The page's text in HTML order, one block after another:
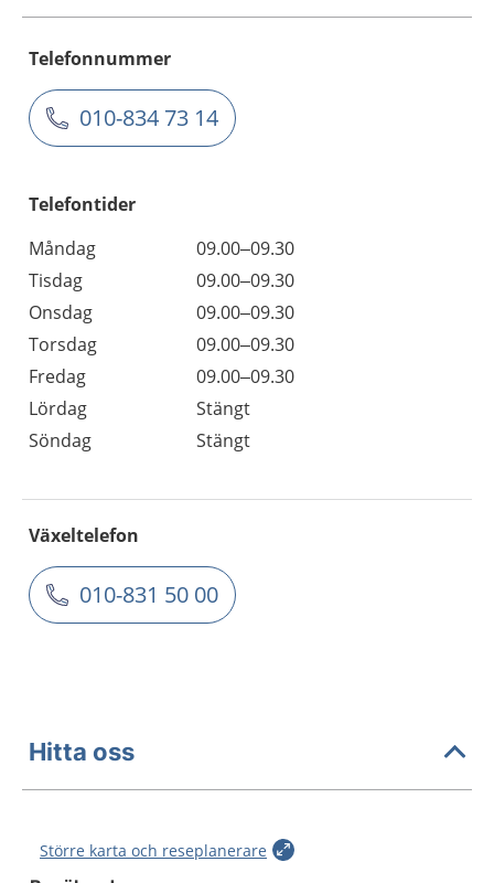
Telefonnummer
010-834 73 14
Telefontider
Måndag
09.00–09.30
Tisdag
09.00–09.30
Onsdag
09.00–09.30
Torsdag
09.00–09.30
Fredag
09.00–09.30
Lördag
Stängt
Söndag
Stängt
Växeltelefon
010-831 50 00
Hitta oss
Större karta och reseplanerare